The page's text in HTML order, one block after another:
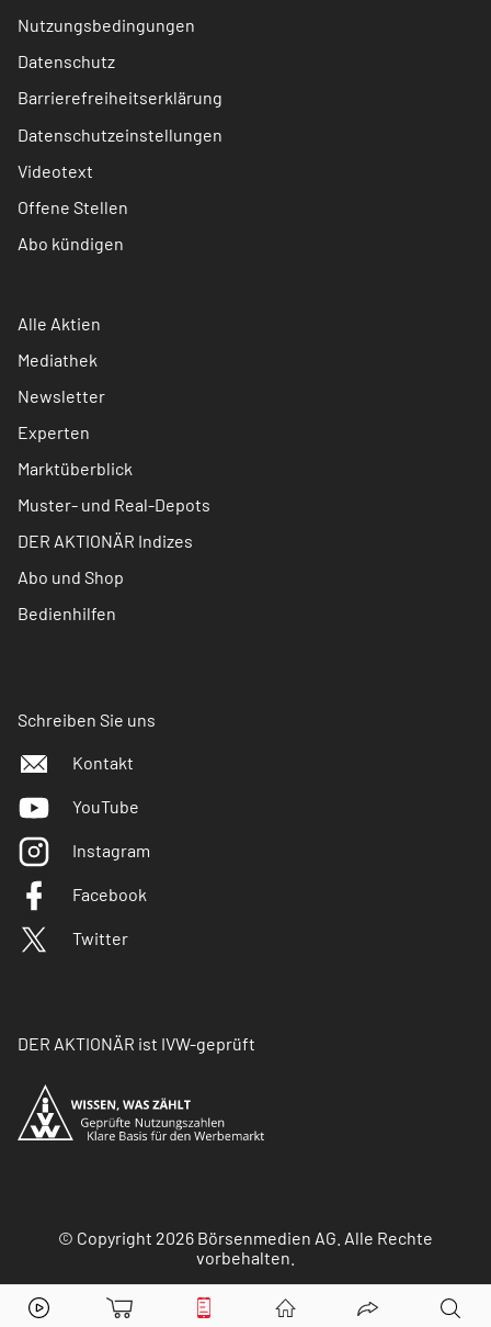
Nutzungsbedingungen
Datenschutz
Barrierefreiheitserklärung
Datenschutzeinstellungen
Videotext
Offene Stellen
Abo kündigen
Alle Aktien
Mediathek
Newsletter
Experten
Marktüberblick
Muster- und Real-Depots
DER AKTIONÄR Indizes
Abo und Shop
Bedienhilfen
Schreiben Sie uns
Kontakt
YouTube
Instagram
Facebook
Twitter
DER AKTIONÄR ist IVW-geprüft
© Copyright 2026 Börsenmedien AG. Alle Rechte
vorbehalten.